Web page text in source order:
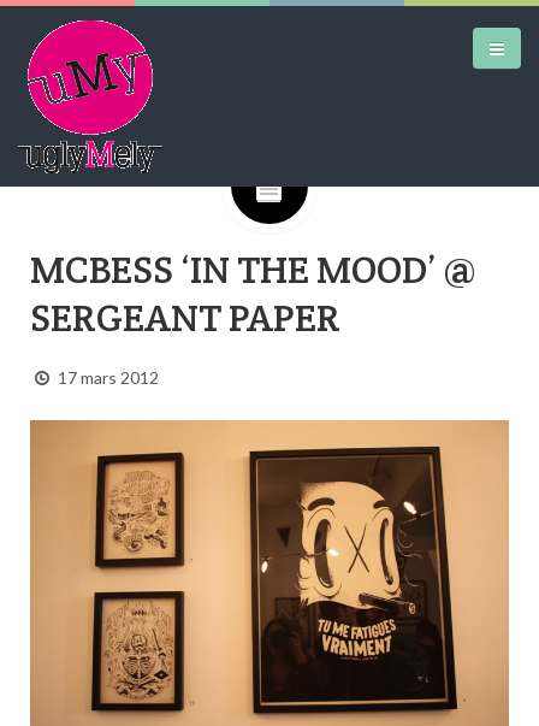
AIRTRAINERPEDIA
STREET ART
CONTACT
Google+
MCBESS ‘IN THE MOOD’ @
SERGEANT PAPER
17 mars 2012